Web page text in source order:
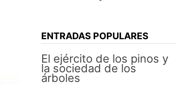
ENTRADAS POPULARES
El ejército de los pinos y
la sociedad de los
árboles